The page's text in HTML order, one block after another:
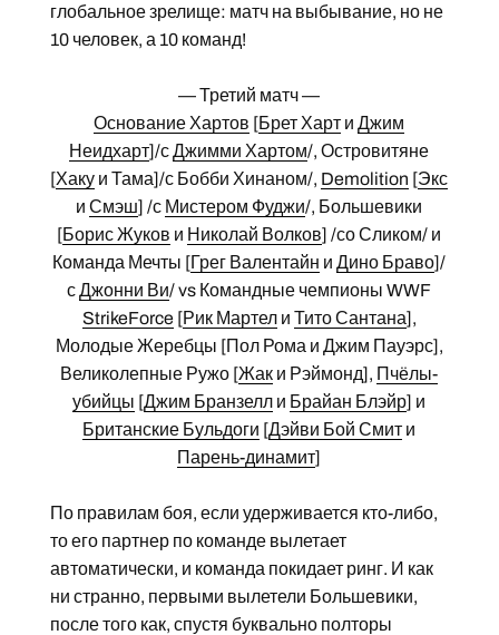
глобальное зрелище: матч на выбывание, но не
10 человек, а 10 команд!
— Третий матч —
Основание Хартов [Брет Харт иДжим
Неидхарт]/сДжимми Хартом/, Островитяне
[Хаку и Тама]/с Бобби Хинаном/, Demolition [Экс
иСмэш] /с Мистером Фуджи/, Большевики
[Борис Жуков и Николай Волков] /со Сликом/ и
Команда Мечты [Грег Валентайн иДино Браво]/
сДжонни Ви/ vs Командные чемпионы WWF
StrikeForce[Рик Мартели Тито Сантана],
Молодые Жеребцы [Пол Рома и Джим Пауэрс],
Великолепные Ружо [Жак и Рэймонд], Пчёлы-
убийцы [Джим Бранзелл и Брайан Блэйр] и
Британские Бульдоги [Дэйви Бой Смит и
Парень-динамит]
По правилам боя, если удерживается кто-либо,
то его партнер по команде вылетает
автоматически, и команда покидает ринг. И как
ни странно, первыми вылетели Большевики,
после того как, спустя буквально полторы